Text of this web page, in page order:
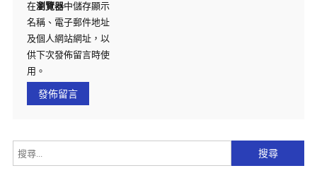
在瀏覽器中儲存顯示
名稱、電子郵件地址
及個人網站網址，以
供下次發佈留言時使
用。